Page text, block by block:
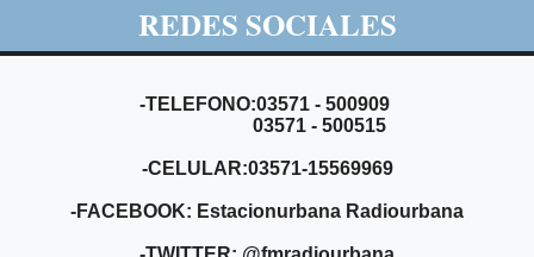
REDES SOCIALES
-TELEFONO:03571 - 500909
03571 - 500515
-CELULAR:03571-15569969
-FACEBOOK: Estacionurbana Radiourbana